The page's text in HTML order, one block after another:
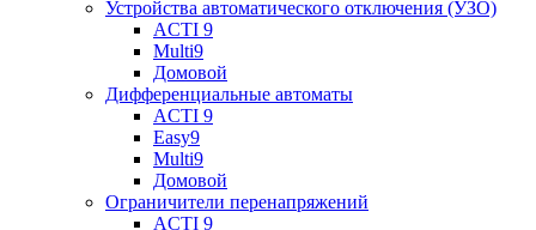
Устройства автоматического отключения (УЗО)
ACTI 9
Multi9
Домовой
Дифференциальные автоматы
ACTI 9
Easy9
Multi9
Домовой
Ограничители перенапряжений
ACTI 9